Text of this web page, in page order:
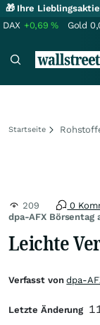
🎁 Ihre
DAX +0,69% Gold
Startseite
dpa-AFX Börsentag
209 0
Leichte
Verfasst vondpa-
Letzte Änderung